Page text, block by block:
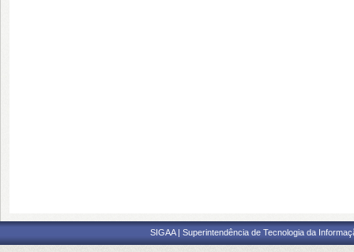
SIGAA | Superintendência de Tecnologia da